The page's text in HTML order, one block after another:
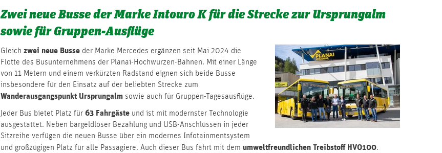
Zwei neue Busse der Marke Intouro K für die Strecke zur Ursprungalm
sowie für Gruppen-Ausflüge
Gleich zwei neue Busse der Marke Mercedes ergänzen seit Mai 2024 die
Flotte des Busunternehmens der Planai-Hochwurzen-Bahnen. Mit einer Länge
von 11 Metern und einem verkürzten Radstand eignen sich beide Busse
insbesondere für den Einsatz auf der beliebten Strecke zum
Wanderausgangspunkt Ursprungalmsowie auch für Gruppen-Tagesausflüge.
Jeder Bus bietet Platz für63 Fahrgäste und ist mit modernster Technologie
ausgestattet. Neben bargeldloser Bezahlung und USB-Anschlüssen in jeder
Sitzreihe verfügen die neuen Busse über ein modernes Infotainmentsystem
und großzügigen Platz für alle Passagiere. Auch dieser Bus fährt mit dem umweltfreundlichen Treibstoff HVO100.